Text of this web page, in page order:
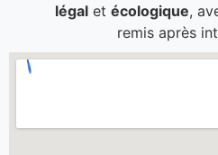
légalet écologique,
remis après